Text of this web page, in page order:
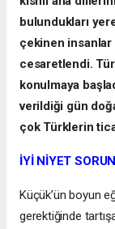
bulundukları
çekinen insanlar
cesaretlendi.
konulmaya
verildiği gün
çok Türklerin
İYİ NİYET
Küçük’ün boyun
gerektiğinde